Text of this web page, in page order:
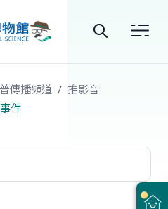
站
傳播頻道
推影音
件